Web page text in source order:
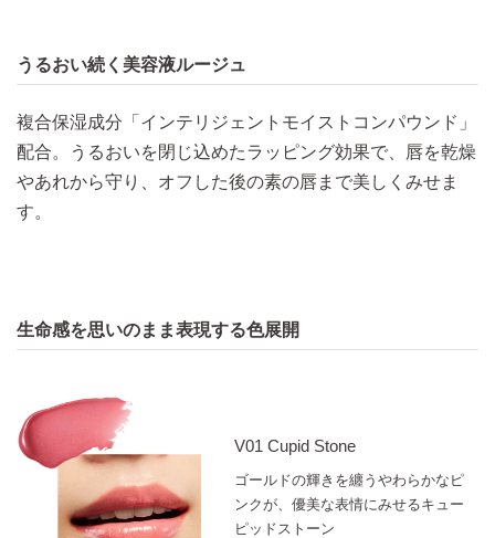
法線応力
うるおい続く美容液ルージュ​
複合保湿成分「インテリジェントモイストコンパウンド」
配合。うるおいを閉じ込めたラッピング効果で、唇を乾燥
やあれから守り、オフした後の素の唇まで美しくみせま
す。​
生命感を思いのまま表現する色展開
V01 Cupid Stone
ゴールドの輝きを纏うやわらかなピ
ンクが、優美な表情にみせるキュー
ピッドストーン